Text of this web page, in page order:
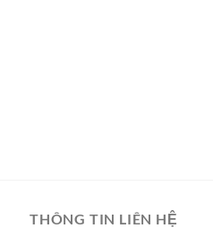
THÔNG TIN LIÊN HỆ